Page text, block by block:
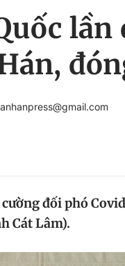
lần
đối phó
Cát Lâm).